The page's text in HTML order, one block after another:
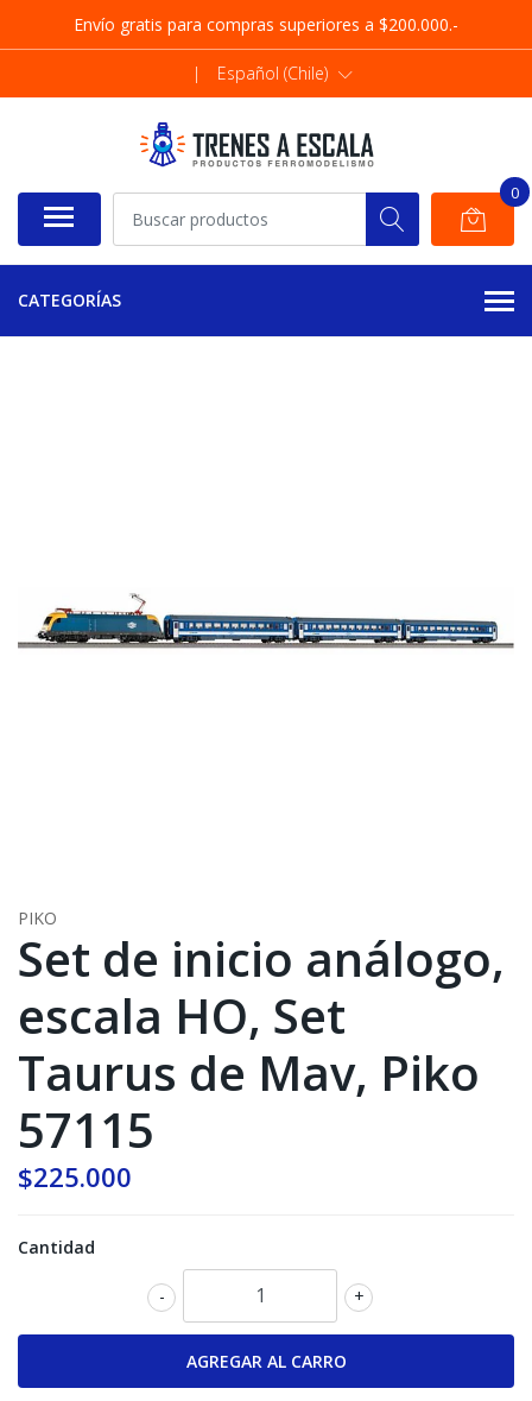
Envío gratis para compras superiores a $200.000.-
| Español (Chile)
0
CATEGORÍAS
PIKO
Set de inicio análogo,
escala HO, Set
Taurus de Mav, Piko
57115
$225.000
Cantidad
+
-